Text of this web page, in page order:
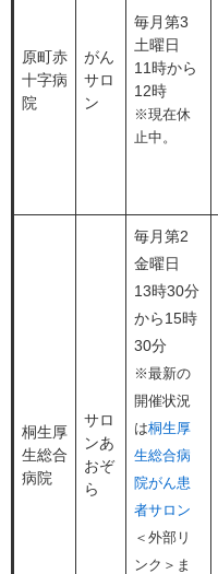
原町赤
十字病
院
がん
サロ
ン
毎月第3
土曜日
11時から
12時
※現在休
止中。
桐生厚
生総合
病院
サロ
ンあ
おぞ
ら
毎月第2
金曜日
13時30分
から15時
30分
※最新の
開催状況
は桐生厚
生総合病
院がん患
者サロン
＜外部リ
ンク＞ ま